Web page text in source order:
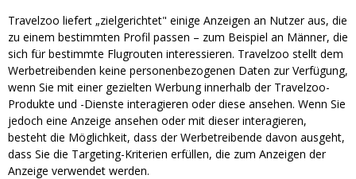
Travelzoo liefert „zielgerichtet" einige Anzeigen an Nutzer aus, die
zu einem bestimmten Profil passen – zum Beispiel an Männer, die
sich für bestimmte Flugrouten interessieren. Travelzoo stellt dem
Werbetreibenden keine personenbezogenen Daten zur Verfügung,
wenn Sie mit einer gezielten Werbung innerhalb der Travelzoo-
Produkte und -Dienste interagieren oder diese ansehen. Wenn Sie
jedoch eine Anzeige ansehen oder mit dieser interagieren,
besteht die Möglichkeit, dass der Werbetreibende davon ausgeht,
dass Sie die Targeting-Kriterien erfüllen, die zum Anzeigen der
Anzeige verwendet werden.